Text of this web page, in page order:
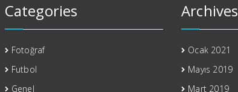
Categories
Fotoğraf
Futbol
Genel
Archives
Ocak 2021
Mayıs 2019
Mart 2019